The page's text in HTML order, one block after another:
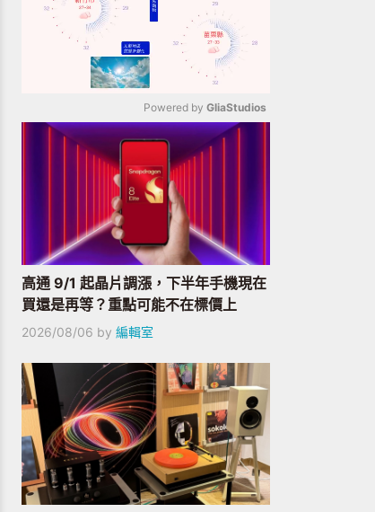
Mute
Powered by GliaStudios
高通 9/1 起晶片調漲，下半年手機現在
買還是再等？重點可能不在標價上
2026/08/06 by 編輯室